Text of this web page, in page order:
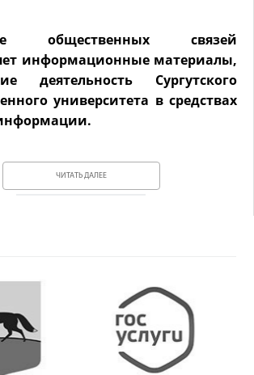
общественных связей
информационные материалы,
деятельность Сургутского
университета в средствах
ЧИТАТЬ ДАЛЕЕ